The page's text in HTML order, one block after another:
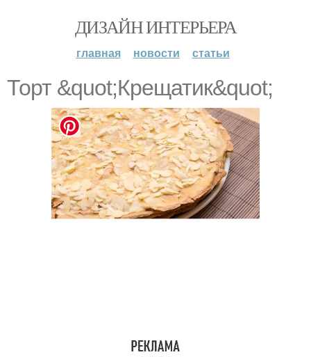
ДИЗАЙН ИНТЕРЬЕРА
главная новости статьи
Торт &quot;Крещатик&quot;